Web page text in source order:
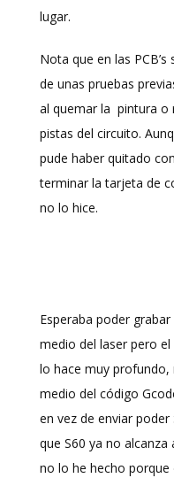
lugar.
Nota que en las
de unas pruebas
al quemar la pintura o
pistas del circuito.
pude haber quitado
terminar la tarjeta de
no lo hice.
Esperaba poder
medio del laser pero
lo hace muy
medio del código
en vez de enviar poder
que S60 ya no alcanza
no lo he hecho